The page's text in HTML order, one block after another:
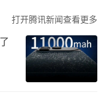
打开腾讯新闻查看更多